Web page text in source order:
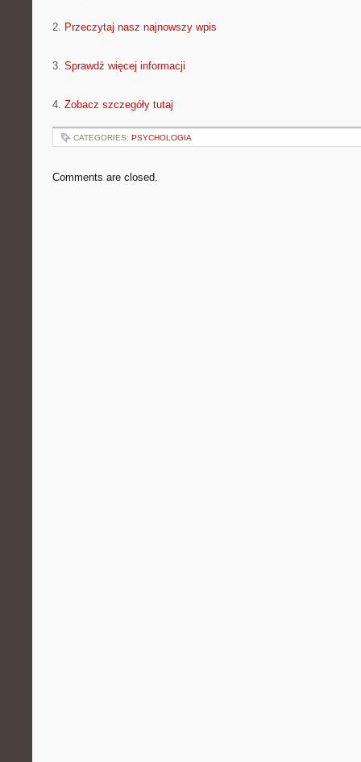
2. Przeczytaj nasz najnowszy wpis
3. Sprawdź więcej informacji
4. Zobacz szczegóły tutaj
CATEGORIES: PSYCHOLOGIA
Comments are closed.